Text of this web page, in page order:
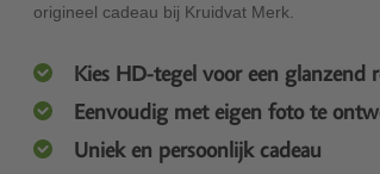
origineel cadeau bij Kruidvat Merk.
Kies HD-tegel voor een glanzend
Eenvoudig met eigen foto te
Uniek en persoonlijk cadeau